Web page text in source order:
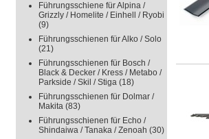
Führungsschiene für Alpina /
Grizzly / Homelite / Einhell / Ryobi
(9)
Führungsschienen für Alko / Solo
(21)
Führungsschienen für Bosch /
Black & Decker / Kress / Metabo /
Parkside / Skil / Stiga (18)
Führungsschienen für Dolmar /
Makita (83)
Führungsschienen für Echo /
Shindaiwa / Tanaka / Zenoah (30)